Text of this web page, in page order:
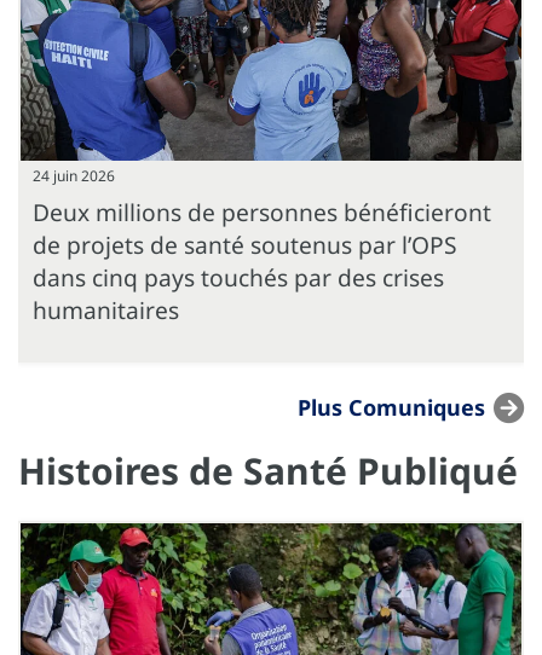
24 juin 2026
Deux millions de personnes bénéficieront
de projets de santé soutenus par l’OPS
dans cinq pays touchés par des crises
humanitaires
Plus Comuniques
Histoires de Santé Publiqué